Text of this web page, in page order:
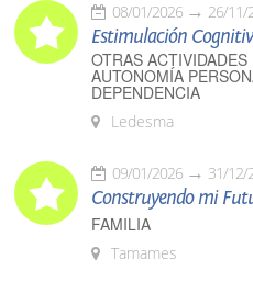
08/01/2026 26/11/
Estimulación
OTRAS
AUTONOMÍA
DEPENDENCIA
Ledesma
09/01/2026 31/12/
Construyendo mi
FAMILIA
Tamames